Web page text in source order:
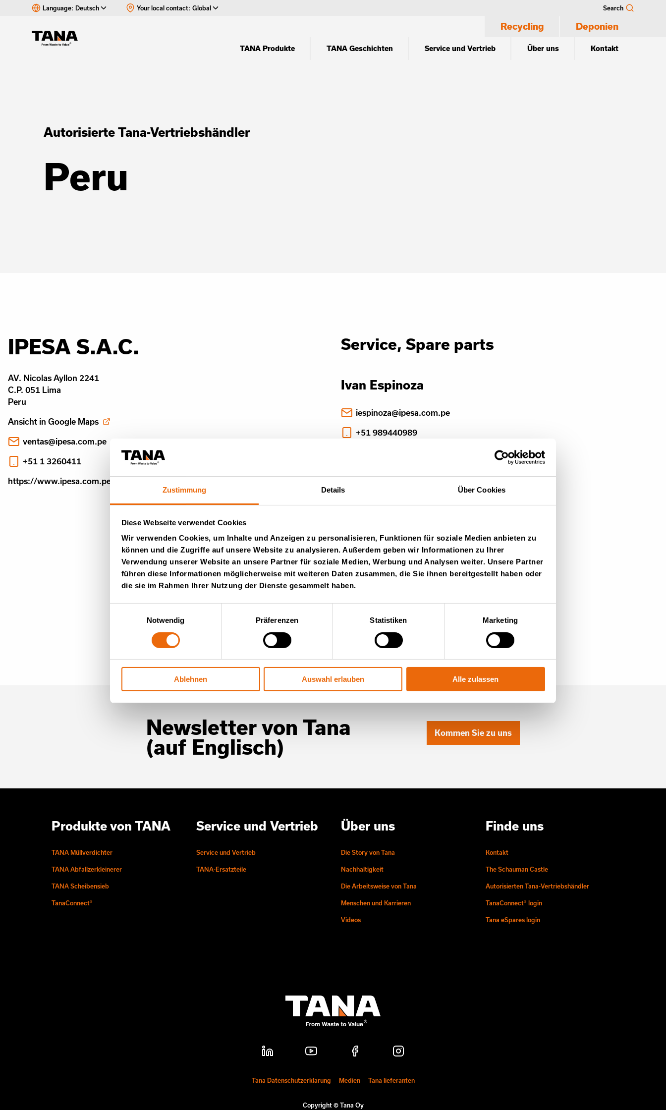
Zustimmung Details Über Cookies
Diese Webseite verwendet Cookies
Wir verwenden Cookies, um Inhalte und Anzeigen zu personalisieren, Funktionen für soziale Medien anbieten zu
können und die Zugriffe auf unsere Website zu analysieren. Außerdem geben wir Informationen zu Ihrer
Verwendung unserer Website an unsere Partner für soziale Medien, Werbung und Analysen weiter. Unsere Partner
führen diese Informationen möglicherweise mit weiteren Daten zusammen, die Sie ihnen bereitgestellt haben oder
die sie im Rahmen Ihrer Nutzung der Dienste gesammelt haben.
Notwendig
Präferenzen Statistiken Marketing
Ablehnen Auswahl erlauben Alle zulassen
Language: Deutsch Your local contact: Global Search
Recycling Deponien
TANA Produkte TANA Geschichten Service und Vertrieb Über uns Kontakt
Autorisierte Tana-Vertriebshändler
Peru
IPESA S.A.C.
AV. Nicolas Ayllon 2241
C.P. 051 Lima
Peru
Ansicht in Google Maps
ventas@ipesa.com.pe
+51 1 3260411
https://www.ipesa.com.pe/
Service, Spare parts
Ivan Espinoza
iespinoza@ipesa.com.pe
+51 989440989
ahuaman@ipesa.com.pe
+51 990260188
Newsletter von Tana
(auf Englisch)
Kommen Sie zu uns
Produkte von TANA
TANA Müllverdichter
TANA Abfallzerkleinerer
TANA Scheibensieb
TanaConnect®
Service und Vertrieb
Service und Vertrieb
TANA-Ersatzteile
Über uns
Die Story von Tana
Nachhaltigkeit
Die Arbeitsweise von Tana
Menschen und Karrieren
Videos
Finde uns
Kontakt
The Schauman Castle
Autorisierten Tana-Vertriebshändler
TanaConnect® login
Tana eSpares login
Tana Datenschutzerklarung Medien Tana lieferanten
Copyright © Tana Oy